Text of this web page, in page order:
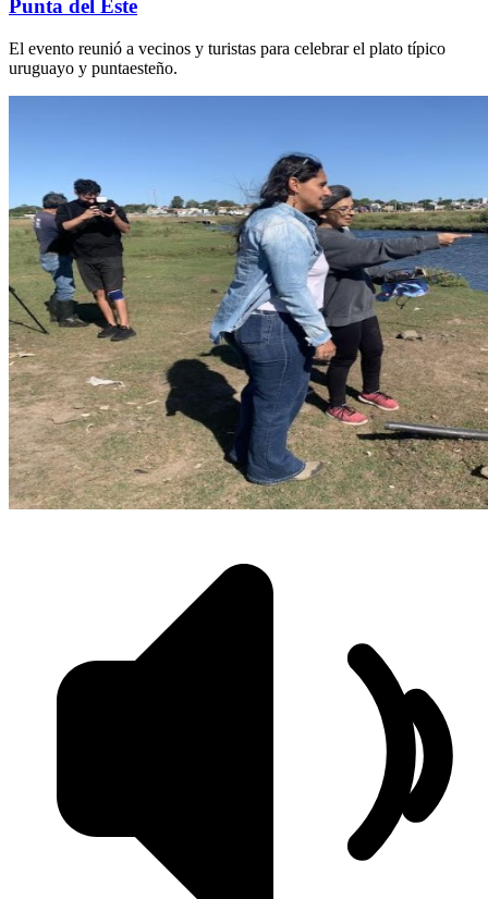
Punta del Este
El evento reunió a vecinos y turistas para celebrar el plato típico
uruguayo y puntaesteño.